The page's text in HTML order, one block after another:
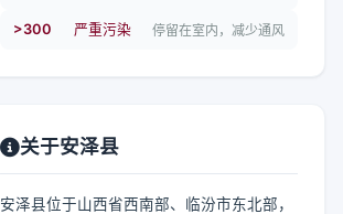
>300 严重污染 停留在室内，减少通风
关于安泽县
安泽县位于山西省西南部、临汾市东北部，